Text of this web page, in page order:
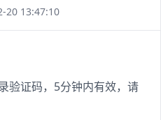
20 13:47:10
验证码，5分钟内有效，请